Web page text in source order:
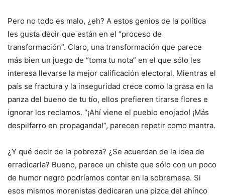
Pero no todo es malo, ¿eh? A estos genios de la política
les gusta decir que están en el “proceso de
transformación”. Claro, una transformación que parece
más bien un juego de “toma tu nota” en el que sólo les
interesa llevarse la mejor calificación electoral. Mientras el
país se fractura y la inseguridad crece como la grasa en la
panza del bueno de tu tío, ellos prefieren tirarse flores e
ignorar los reclamos. “¡Ahí viene el pueblo enojado! ¡Más
despilfarro en propaganda!”, parecen repetir como mantra.
¿Y qué decir de la pobreza? ¿Se acuerdan de la idea de
erradicarla? Bueno, parece un chiste que sólo con un poco
de humor negro podríamos contar en la sobremesa. Si
esos mismos morenistas dedicaran una pizca del ahínco